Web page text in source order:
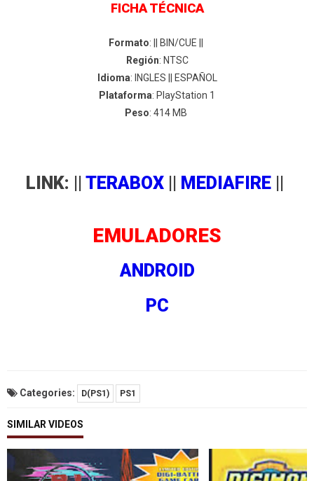
FICHA TÉCNICA
Formato: || BIN/CUE ||
Región: NTSC
Idioma: INGLES || ESPAÑOL
Plataforma: PlayStation 1
Peso: 414 MB
LINK: || TERABOX MEDIAFIRE
EMULADORES
ANDROID
PC
Categories: D(PS1) PS1
SIMILAR VIDEOS